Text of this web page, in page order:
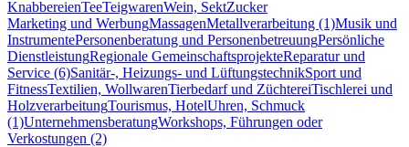
KnabbereienTeeTeigwarenWein, SektZucker
Marketing und WerbungMassagenMetallverarbeitung (1)Musik und
InstrumentePersonenberatung und PersonenbetreuungPersönliche
DienstleistungRegionale GemeinschaftsprojekteReparatur und
Service (6)Sanitär-, Heizungs- und LüftungstechnikSport und
FitnessTextilien, WollwarenTierbedarf und ZüchtereiTischlerei und
HolzverarbeitungTourismus, HotelUhren, Schmuck
(1)UnternehmensberatungWorkshops, Führungen oder
Verkostungen (2)